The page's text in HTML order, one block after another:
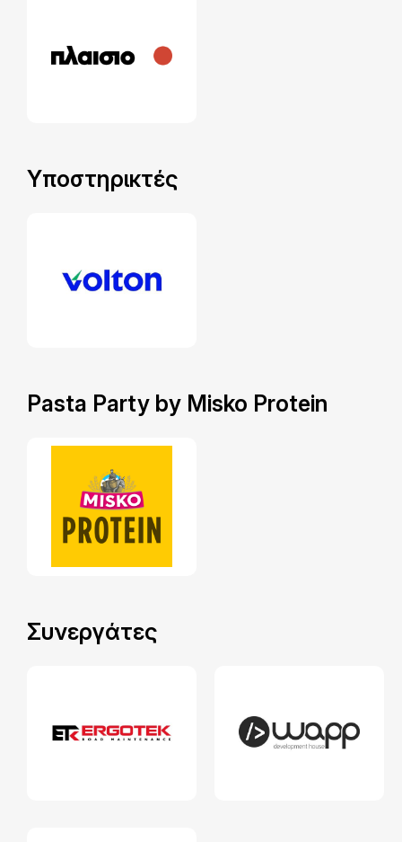
Υποστηρικτές
Pasta Party by Misko Protein
Συνεργάτες